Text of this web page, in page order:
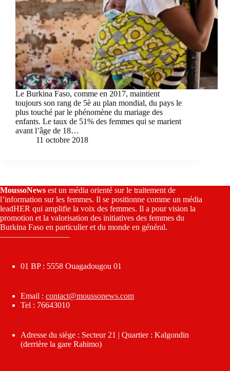
Le Burkina Faso, comme en 2017, maintient
toujours son rang de 5è au plan mondial, du pays le
plus touché par le phénomène du mariage des
enfants. Le taux de 51% des femmes qui se marient
avant l’âge de 18…
11 octobre 2018
MoussoNews est un média orienté sur le traitement de
l’information sur les femmes. Il se positionne comme un média
leadHER qui amplifie la voix des femmes. Il a pour vision la
promotion et la valorisation des initiatives des femmes du
Burkina Faso en particulier et du monde en général.
————————–
01 BP : 5558 Ouagadougou 01
Email : contact@moussonews.com
Tel : 76643010
Adresse du siège : Secteur 21 | Quartier : Kalgondin
(derrière la gare Rahimo)